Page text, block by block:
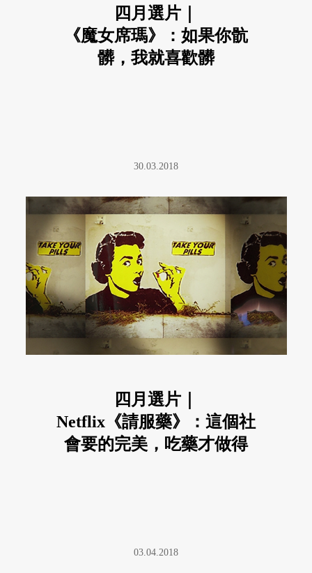
四月選片｜
《魔女席瑪》：如果你骯
髒，我就喜歡髒
30.03.2018
四月選片｜
Netflix《請服藥》：這個社
會要的完美，吃藥才做得
03.04.2018